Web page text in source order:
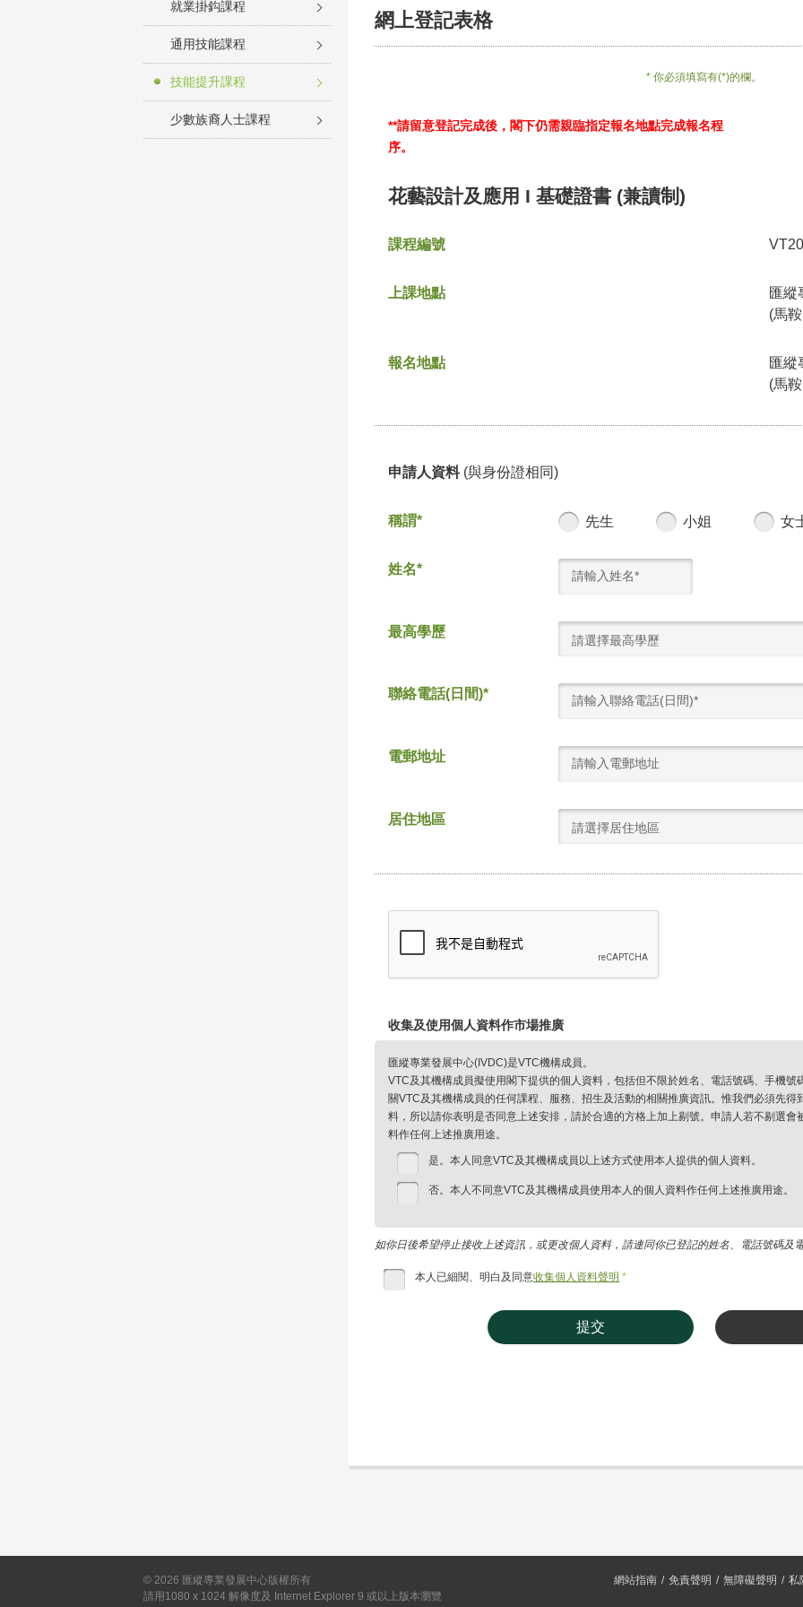
就業掛鈎課程
通用技能課程
技能提升課程
少數族裔人士課程
網上登記表格
* 你必須填寫有(*)的欄。
**請留意登記完成後，閣下仍需親臨指定報名地點完成報名程
序。
花藝設計及應用 I 基礎證書 (兼讀制)
課程編號
上課地點
匯縱
(馬
報名地點
匯縱
(馬
申請人資料 (與身份證相同)
稱謂* 先生 小姐 女
姓名*
最高學歷
請選擇最高學歷
聯絡電話(日間)*
電郵地址
居住地區
請選擇居住地區
收集及使用個人資料作市場推廣
匯縱專業發展中心(IVDC)是VTC機構成員。
VTC及其機構成員擬使用閣下提供的個人資料，包括但不限於姓名、電話號碼、手機
關VTC及其機構成員的任何課程、服務、招生及活動的相關推廣資訊。惟我們必須先
料，所以請你表明是否同意上述安排，請於合適的方格上加上剔號。申請人若不剔選
料作任何上述推廣用途。
是。本人同意VTC及其機構成員以上述方式使用本人提供的個人資料。
否。本人不同意VTC及其機構成員使用本人的個人資料作任何上述推廣用途。
如你日後希望停止接收上述資訊，或更改個人資料，請連同你已登記的姓名、電話號碼及
本人已細閱、明白及同意收集個人資料聲明 *
提交
網站指南 免責聲明 無障礙聲明 私
© 2026 匯縱專業發展中心版權所有
請用1080 x 1024 解像度及 Internet Explorer 9 或以上版本瀏覽